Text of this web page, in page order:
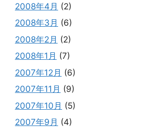
2008年4月 (2)
2008年3月 (6)
2008年2月 (2)
2008年1月 (7)
2007年12月 (6)
2007年11月 (9)
2007年10月 (5)
2007年9月 (4)